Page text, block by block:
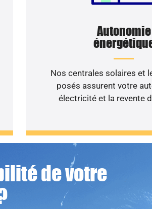
Autonomie
Nos centrales solaires et
posés assurent votre
électricité et la revente
de votre